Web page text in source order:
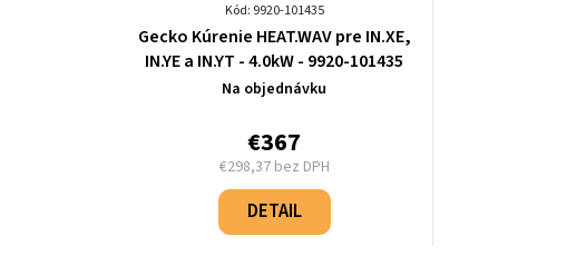
Kód: 9920-101435
Gecko Kúrenie HEAT.WAV pre IN.XE,
IN.YE a IN.YT - 4.0kW - 9920-101435
Na objednávku
€367
€298,37 bez DPH
Jednotková
cena:
DETAIL